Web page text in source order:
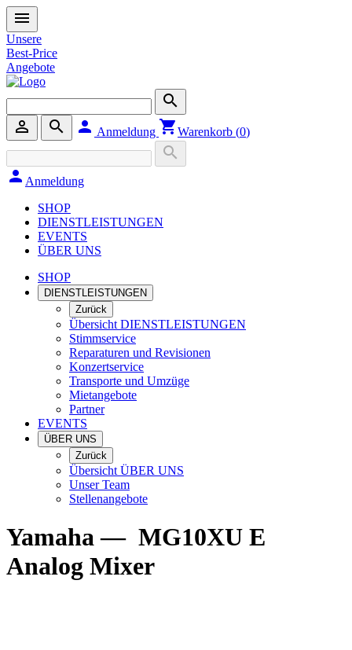
menu
Unsere
Best-Price
Angebote
search
person_outline
search person Anmeldung shopping_cartWarenkorb (0)
search
person Anmeldung
SHOP
DIENSTLEISTUNGEN
EVENTS
ÜBER UNS
SHOP
DIENSTLEISTUNGEN
Zurück
Übersicht DIENSTLEISTUNGEN
Stimmservice
Reparaturen und Revisionen
Konzertservice
Transporte und Umzüge
Mietangebote
Partner
EVENTS
ÜBER UNS
Zurück
Übersicht ÜBER UNS
Unser Team
Stellenangebote
Yamaha— MG10XU E
Analog Mixer